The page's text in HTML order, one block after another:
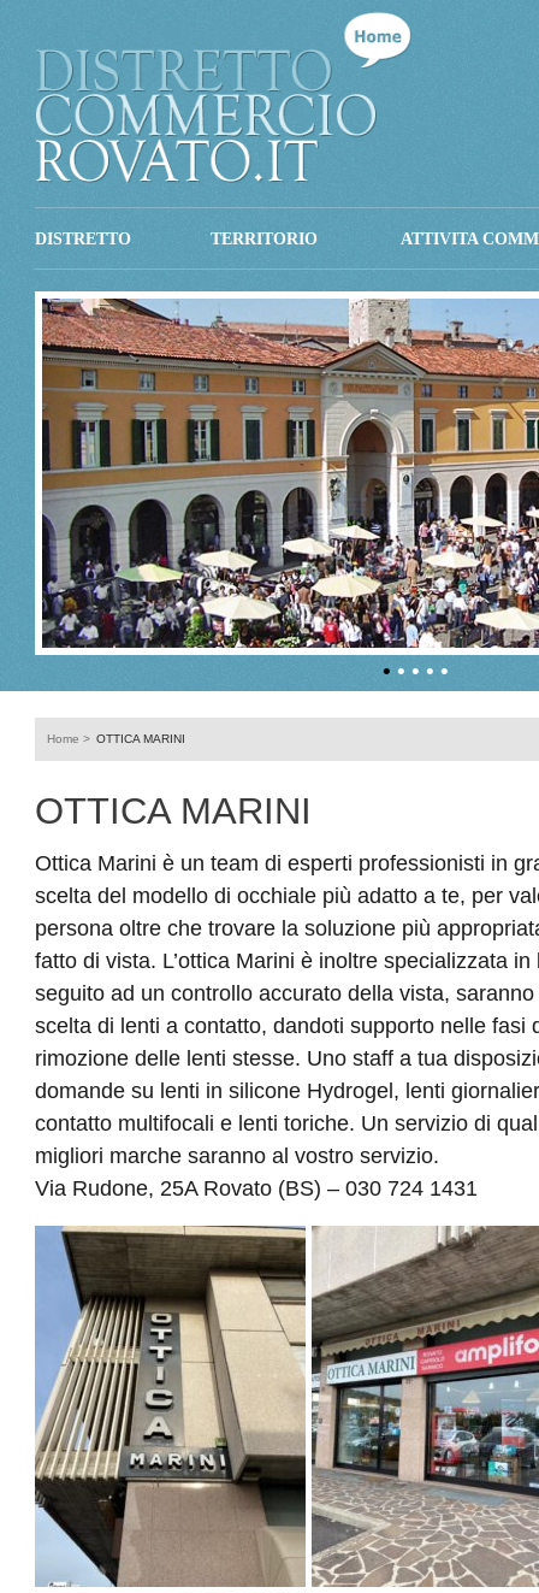
DISTRETTO TERRITORIO ATTIVITA
• • • • •
Home > OTTICA MARINI
OTTICA MARINI
Ottica Marini è un team di esperti professionisti in
scelta del modello di occhiale più adatto a te, per
persona oltre che trovare la soluzione più
fatto di vista. L’ottica Marini è inoltre specializzata
seguito ad un controllo accurato della vista,
scelta di lenti a contatto, dandoti supporto nelle fasi
rimozione delle lenti stesse. Uno staff a tua
domande su lenti in silicone Hydrogel, lenti
contatto multifocali e lenti toriche. Un servizio di
migliori marche saranno al vostro servizio.
Via Rudone, 25A Rovato (BS) – 030 724 1431